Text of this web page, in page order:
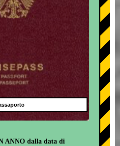
ANNO dalla data di